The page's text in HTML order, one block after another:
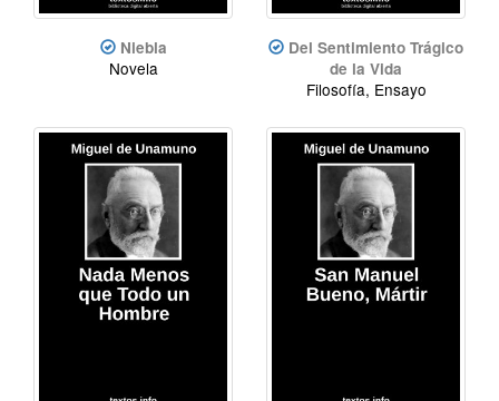
Niebla
Novela
Del Sentimiento Trágico
de la Vida
Filosofía, Ensayo